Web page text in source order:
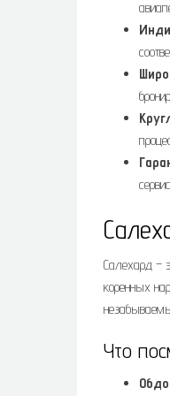
Салехард –
коренных
Что